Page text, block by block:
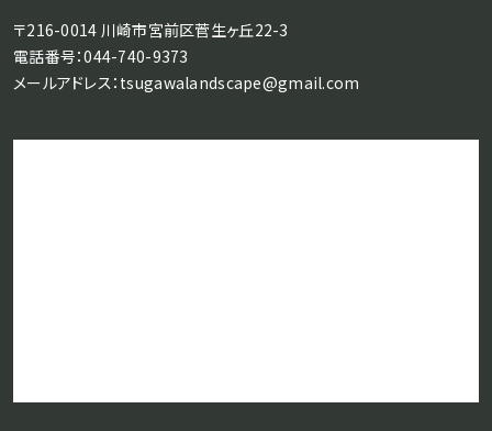
〒216-0014 川崎市宮前区菅生ヶ丘22-3
電話番号：044-740-9373
メールアドレス： tsugawalandscape@gmail.com